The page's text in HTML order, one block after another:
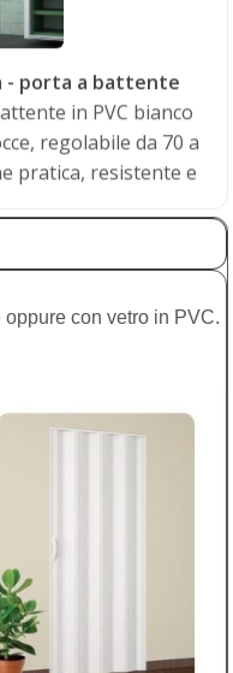
- porta a battente
regolabile da 70 a
pratica, resistente e
il bagno con
stile.
- porta a saloon
con vetro in PVC.